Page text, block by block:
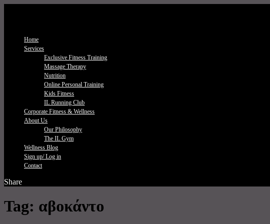
Home
Services
Exclusive Fitness Τraining
Massage Therapy
Nutrition
Online Personal Training
Kids Fitness
IL Running Club
Corporate Fitness & Wellness
About Us
Our Philosophy
The IL Gym
Wellness Blog
Sign up/ Log in
Contact
Share
Tag: αβοκάντο